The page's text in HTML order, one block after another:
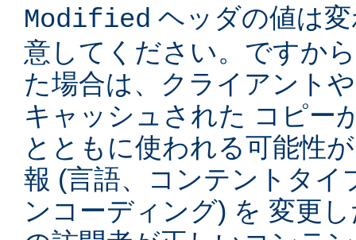
Modified ヘッダの値は
意してください。ですか
た場合は、クライアント
キャッシュされた コピー
とともに使われる可能性
報 (言語、コンテントタイ
ンコーディング) を 変更